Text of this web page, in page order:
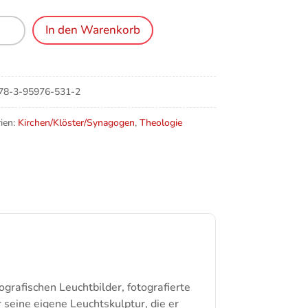
In den Warenkorb
3-95976-531-2
Kirchen/Klöster/Synagogen,Theologie
Leuchtbilder, fotografierte
eigene Leuchtskulptur, die er